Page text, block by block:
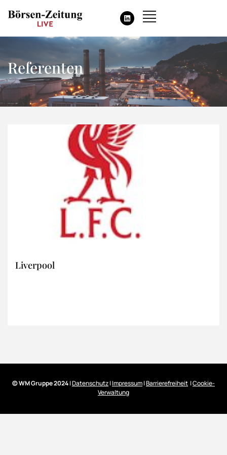
Referenten
Liverpool
© WM Gruppe 2024|Datenschutz|Impressum|Barrierefreiheit |Cookie-
Verwaltung